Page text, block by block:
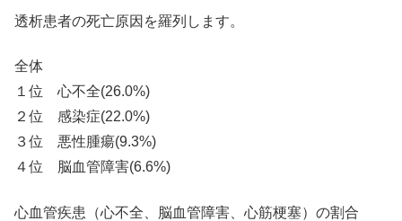
透析患者の死亡原因を羅列します。
全体
１位 心不全(26.0%)
２位 感染症(22.0%)
３位 悪性腫瘍(9.3%)
４位 脳血管障害(6.6%)
心血管疾患（心不全、脳血管障害、心筋梗塞）の割合